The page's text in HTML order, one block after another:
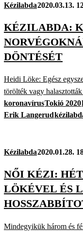
Kézilabda2020.03.13.
KÉZILABDA:
DÖNTÉSÉT
Heidi Löke: Egész
törölték vagy
koronavírusTokió 2020
Erik Langerud
Kézilabda2020.01.28.
NŐI KÉZI:
LÖKÉVEL ÉS
Mindegyikük három és